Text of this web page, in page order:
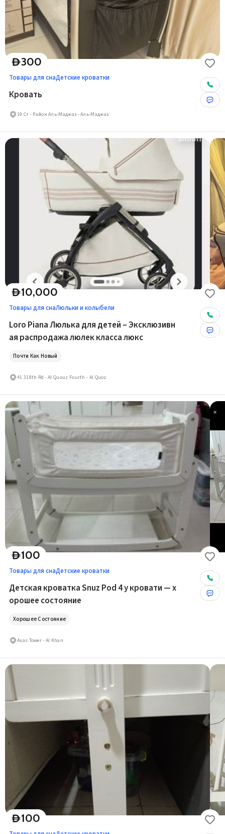
D300
Товары для снаДетские кроватки
Кровать
19 Ст - Район Аль-Маджаз - Аль-Маджаз
D10,000
Товары для снаЛюльки и колыбели
Loro Piana Люлька для детей – Эксклюзивн
ая распродажа люлек класса люкс
Почти Как Новый
41 318th Rd - Al Quouz Fourth - Al Quoz
D100
Товары для снаДетские кроватки
Детская кроватка Snuz Pod 4 у кровати — х
орошее состояние
Хорошее Состояние
Asas Tower - Al Khan
D100